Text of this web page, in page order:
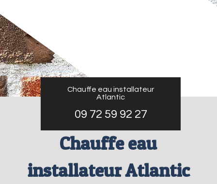
Chauffe eau installateur
Atlantic
09 72 59 92 27
Chauffe eau
installateur Atlantic